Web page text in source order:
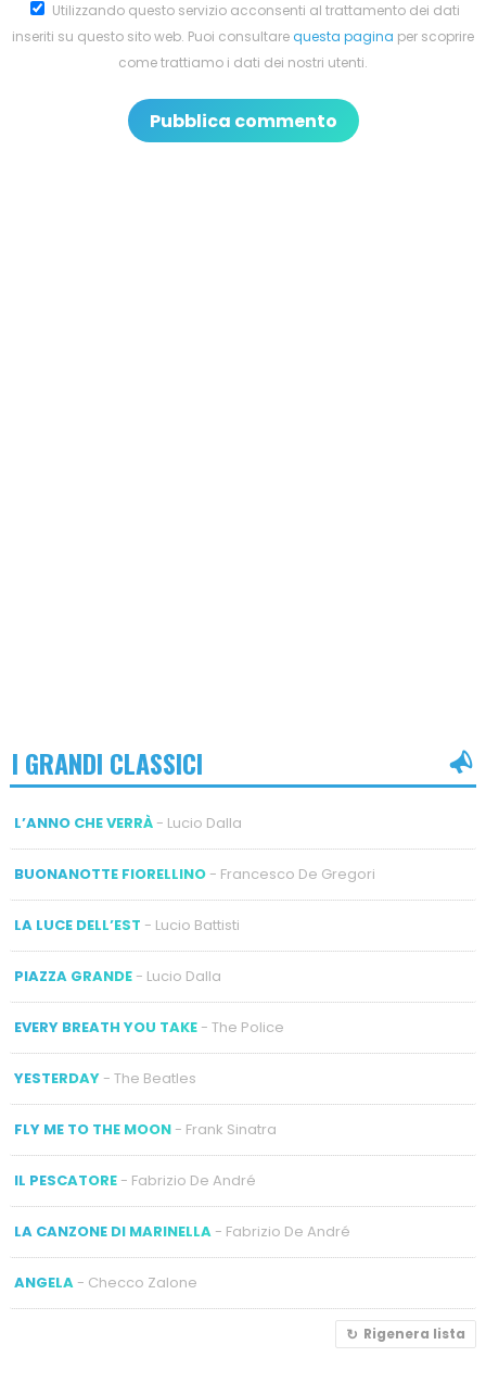
Utilizzando questo servizio acconsenti al trattamento dei dati
inseriti su questo sito web. Puoi consultarequesta pagina per scoprire
come trattiamo i dati dei nostri utenti.
I GRANDI CLASSICI
L’ANNO CHE VERRÀ- Lucio Dalla
BUONANOTTE FIORELLINO- Francesco De Gregori
LA LUCE DELL’EST - Lucio Battisti
PIAZZA GRANDE- Lucio Dalla
EVERY BREATH YOU TAKE- The Police
YESTERDAY- The Beatles
FLY ME TO THE MOON- Frank Sinatra
IL PESCATORE- Fabrizio De André
LA CANZONE DI MARINELLA- Fabrizio De André
ANGELA- Checco Zalone
Rigenera lista